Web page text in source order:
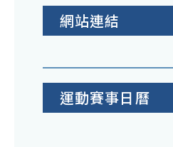
網站連結
運動賽事日曆